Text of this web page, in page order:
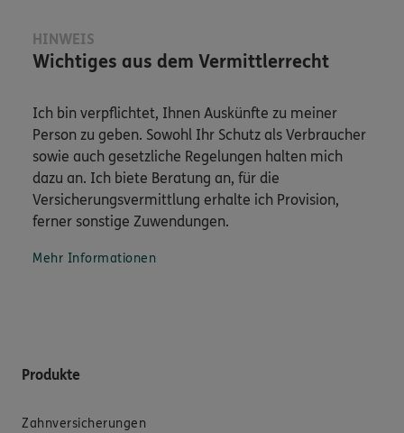
HINWEIS
Wichtiges aus dem Vermittlerrecht
Ich bin verpflichtet, Ihnen Auskünfte zu meiner
Person zu geben. Sowohl Ihr Schutz als Verbraucher
sowie auch gesetzliche Regelungen halten mich
dazu an. Ich biete Beratung an, für die
Versicherungsvermittlung erhalte ich Provision,
ferner sonstige Zuwendungen.
Mehr Informationen
Produkte
Zahnversicherungen